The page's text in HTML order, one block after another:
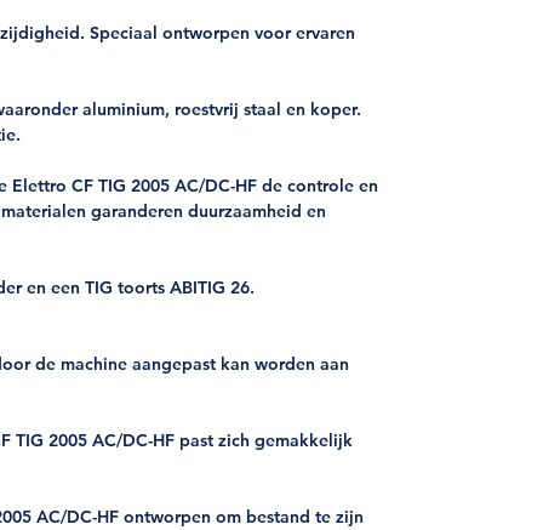
Speciaal ontworpen voor ervaren
aluminium, roestvrij staal en koper.
CF TIG 2005 AC/DC-HF de controle en
garanderen duurzaamheid en
en een TIG toorts ABITIG 26.
de machine aangepast kan worden aan
2005 AC/DC-HF past zich gemakkelijk
AC/DC-HF ontworpen om bestand te zijn